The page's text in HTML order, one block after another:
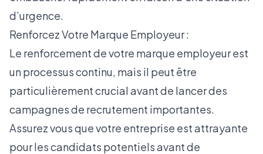
d’urgence.
Renforcez Votre Marque Employeur :
Le renforcement de votre marque employeurest
un processus continu, mais il peut être
particulièrement crucial avant de lancer des
campagnes de recrutement importantes.
Assurez vous que votre entreprise est attrayante
pour les candidats potentiels avant de